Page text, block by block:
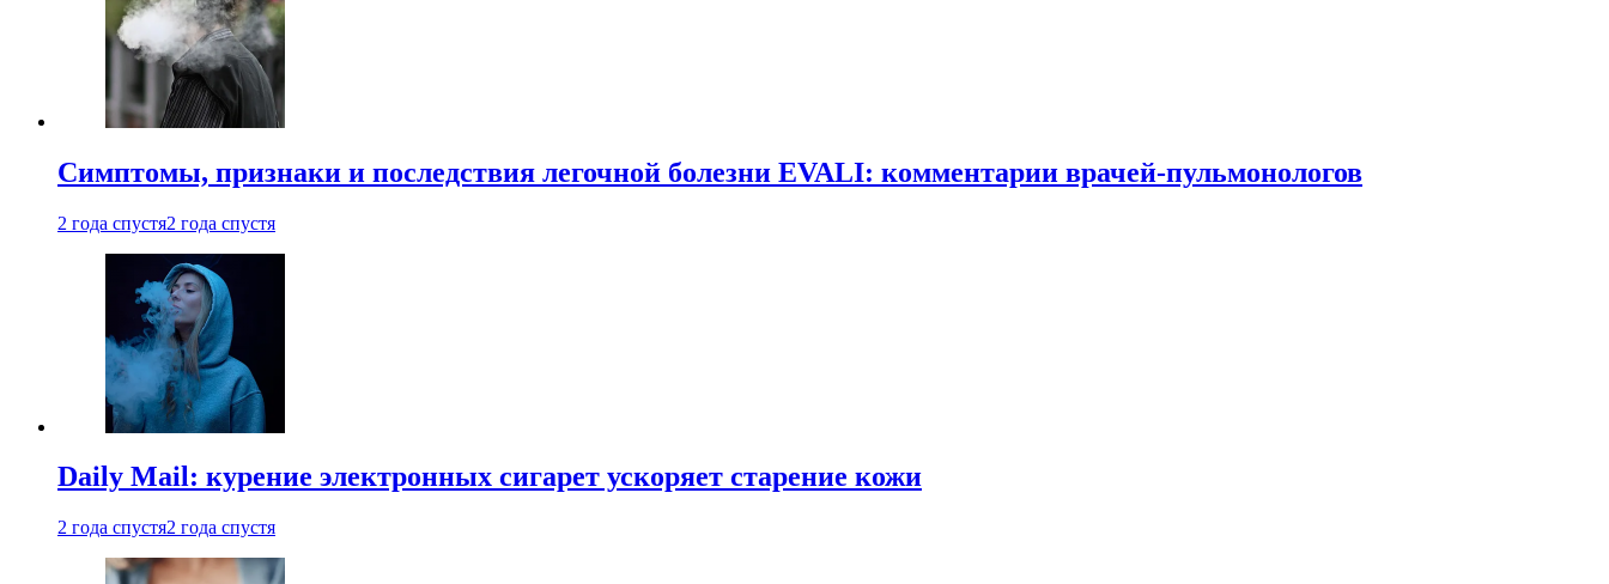
Симптомы, признаки и последствия легочной болезни EVALI: комментарии врачей-пульмонологов
2 года спустя2 года спустя
Daily Mail: курение электронных сигарет ускоряет старение кожи
2 года спустя2 года спустя